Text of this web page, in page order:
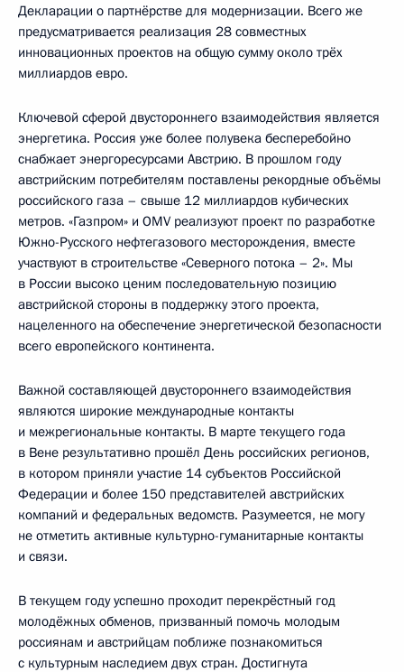
Декларации о партнёрстве для модернизации. Всего же
предусматривается реализация 28 совместных
инновационных проектов на общую сумму около трёх
миллиардов евро.
Ключевой сферой двустороннего взаимодействия является
энергетика. Россия уже более полувека бесперебойно
снабжает энергоресурсами Австрию. В прошлом году
австрийским потребителям поставлены рекордные объёмы
российского газа – свыше 12 миллиардов кубических
метров. «Газпром» и OMV реализуют проект по разработке
Южно-Русского нефтегазового месторождения, вместе
участвуют в строительстве «Северного потока – 2». Мы
в России высоко ценим последовательную позицию
австрийской стороны в поддержку этого проекта,
нацеленного на обеспечение энергетической безопасности
всего европейского континента.
Важной составляющей двустороннего взаимодействия
являются широкие международные контакты
и межрегиональные контакты. В марте текущего года
в Вене результативно прошёл День российских регионов,
в котором приняли участие 14 субъектов Российской
Федерации и более 150 представителей австрийских
компаний и федеральных ведомств. Разумеется, не могу
не отметить активные культурно-гуманитарные контакты
и связи.
В текущем году успешно проходит перекрёстный год
молодёжных обменов, призванный помочь молодым
россиянам и австрийцам поближе познакомиться
с культурным наследием двух стран. Достигнута